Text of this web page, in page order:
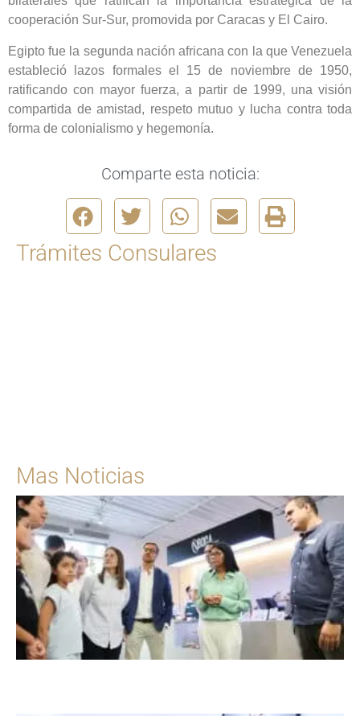
cooperación Sur-Sur, promovida por Caracas y El Cairo.
Egipto fue la segunda nación africana con la que Venezuela
estableció lazos formales el 15 de noviembre de 1950,
ratificando con mayor fuerza, a partir de 1999, una visión
compartida de amistad, respeto mutuo y lucha contra toda
forma de colonialismo y hegemonía.
Comparte esta noticia:
Trámites Consulares
Mas Noticias